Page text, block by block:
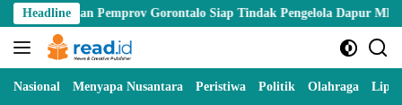
Skip
to
content
Headline
dan Pemprov Gorontalo Siap Tindak Pengelola Dapur MBG yang
Nasional Menyapa Nusantara Peristiwa Politik Olahraga